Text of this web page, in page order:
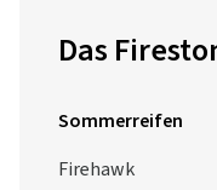
Das
Sommerreifen
Firehawk